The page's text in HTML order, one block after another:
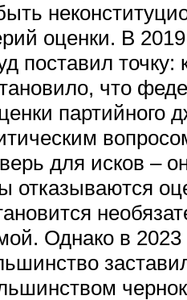
оценки. В
поставил точку:
что
партийного
для исков –
отказываются
Однако в 2023